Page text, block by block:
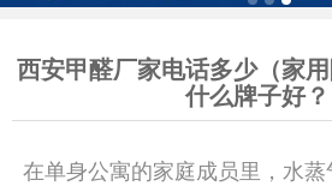
西安甲醛厂家电话多少（家
什么牌子好？
在单身公寓的家庭成员里，水